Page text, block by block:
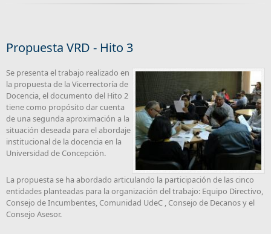
Propuesta VRD - Hito 3
Se presenta el trabajo realizado en
la propuesta de la Vicerrectoría de
Docencia, el documento del Hito 2
tiene como propósito dar cuenta
de una segunda aproximación a la
situación deseada para el abordaje
institucional de la docencia en la
Universidad de Concepción.
La propuesta se ha abordado articulando la participación de las cinco
entidades planteadas para la organización del trabajo: Equipo Directivo,
Consejo de Incumbentes, Comunidad UdeC , Consejo de Decanos y el
Consejo Asesor.